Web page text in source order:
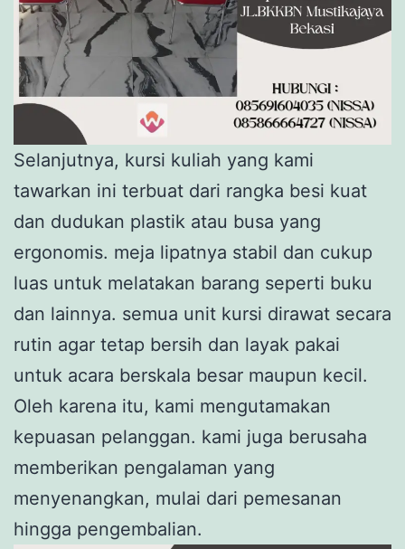
Selanjutnya, kursi kuliah yang kami
tawarkan ini terbuat dari rangka besi kuat
dan dudukan plastik atau busa yang
ergonomis. meja lipatnya stabil dan cukup
luas untuk melatakan barang seperti buku
dan lainnya. semua unit kursi dirawat secara
rutin agar tetap bersih dan layak pakai
untuk acara berskala besar maupun kecil.
Oleh karena itu, kami mengutamakan
kepuasan pelanggan. kami juga berusaha
memberikan pengalaman yang
menyenangkan, mulai dari pemesanan
hingga pengembalian.